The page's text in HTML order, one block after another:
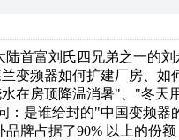
首富刘氏四兄弟之一的
变频器如何扩建厂房、
在房顶降温消暑"、"冬天
：是谁给封的"中国变频
牌占据了90% 以上的份